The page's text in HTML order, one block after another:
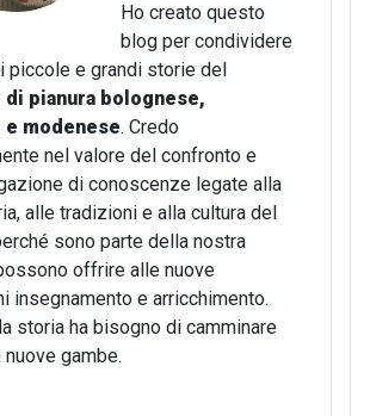
Ho creato questo
blog per condividere
piccole e grandi storie del
pianura bolognese,
modenese. Credo
nel valore del confronto e
di conoscenze legate alla
alle tradizioni e alla cultura del
sono parte della nostra
offrire alle nuove
insegnamento e arricchimento.
storia ha bisogno di camminare
gambe.